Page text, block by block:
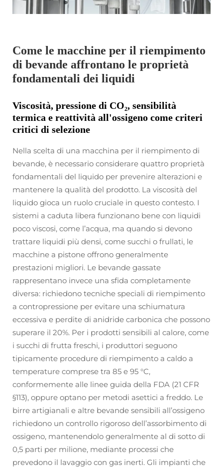
Come le macchine per il riempimento
di bevande affrontano le proprietà
fondamentali dei liquidi
Viscosità, pressione di CO₂, sensibilità
termica e reattività all'ossigeno come criteri
critici di selezione
Nella scelta di una macchina per il riempimento di
bevande, è necessario considerare quattro proprietà
fondamentali del liquido per prevenire alterazioni e
mantenere la qualità del prodotto. La viscosità del
liquido gioca un ruolo cruciale in questo contesto. I
sistemi a caduta libera funzionano bene con liquidi
poco viscosi, come l’acqua, ma quando si devono
trattare liquidi più densi, come succhi o frullati, le
macchine a pistone offrono generalmente
prestazioni migliori. Le bevande gassate
rappresentano invece una sfida completamente
diversa: richiedono tecniche speciali di riempimento
a contropressione per evitare una schiumatura
eccessiva e perdite di anidride carbonica che possono
superare il 20%. Per i prodotti sensibili al calore, come
i succhi di frutta freschi, i produttori seguono
tipicamente procedure di riempimento a caldo a
temperature comprese tra 85 e 95 °C,
conformemente alle linee guida della FDA (21 CFR
§113), oppure optano per metodi asettici a freddo. Le
birre artigianali e altre bevande sensibili all’ossigeno
richiedono un controllo rigoroso dell’assorbimento di
ossigeno, mantenendolo generalmente al di sotto di
0,5 parti per milione, mediante processi che
prevedono il lavaggio con gas inerti. Gli impianti che